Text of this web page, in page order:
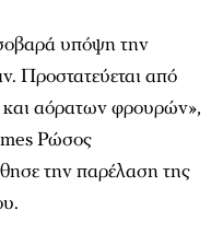
υπόψη την
Προστατεύεται από
αόρατων φρουρών»,
Ρώσος
την παρέλαση της